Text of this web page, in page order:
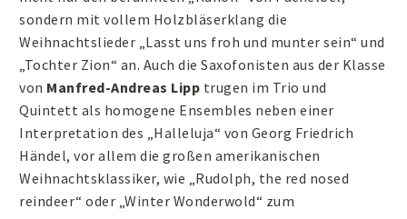
sondern mit vollem Holzbläserklang die
Weihnachtslieder „Lasst uns froh und munter sein“ und
„Tochter Zion“ an. Auch die Saxofonisten aus der Klasse
von Manfred-Andreas Lipp trugen im Trio und
Quintett als homogene Ensembles neben einer
Interpretation des „Halleluja“ von Georg Friedrich
Händel, vor allem die großen amerikanischen
Weihnachtsklassiker, wie „Rudolph, the red nosed
reindeer“ oder „Winter Wonderwold“ zum